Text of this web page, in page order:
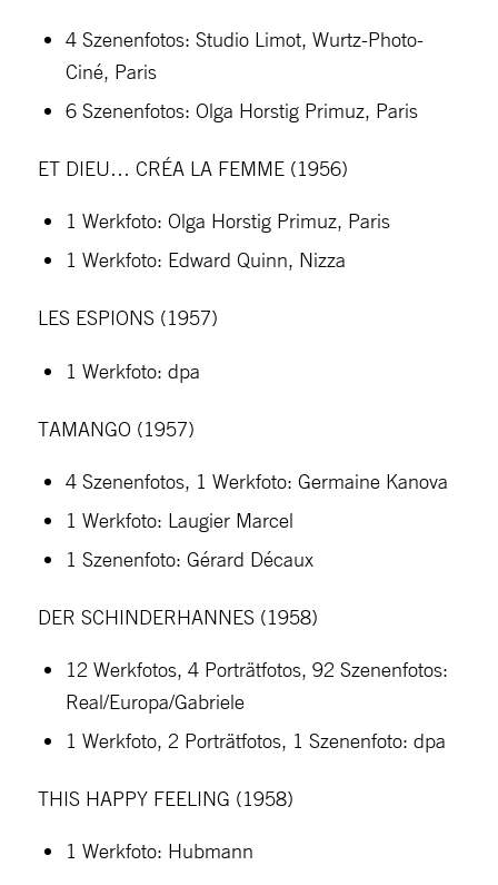
4 Szenenfotos: Studio Limot, Wurtz-Photo-
Ciné, Paris
6 Szenenfotos: Olga Horstig Primuz, Paris
ET DIEU… CRÉA LA FEMME (1956)
1 Werkfoto: Olga Horstig Primuz, Paris
1 Werkfoto: Edward Quinn, Nizza
LES ESPIONS (1957)
1 Werkfoto: dpa
TAMANGO (1957)
4 Szenenfotos, 1 Werkfoto: Germaine Kanova
1 Werkfoto: Laugier Marcel
1 Szenenfoto: Gérard Décaux
DER SCHINDERHANNES (1958)
12 Werkfotos, 4 Porträtfotos, 92 Szenenfotos:
Real/Europa/Gabriele
1 Werkfoto, 2 Porträtfotos, 1 Szenenfoto: dpa
THIS HAPPY FEELING (1958)
1 Werkfoto: Hubmann